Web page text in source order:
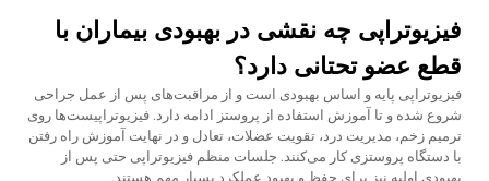
فیزیوتراپی چه نقشی در بهبودی بیماران با
قطع عضو تحتانی دارد؟
فیزیوتراپی پایه و اساس بهبودی است و از مراقبت‌های پس از عمل جراحی
شروع شده و تا آموزش استفاده از پروستز ادامه دارد. فیزیوتراپیست‌ها روی
ترمیم زخم، مدیریت درد، تقویت عضلات، تعادل و در نهایت آموزش راه رفتن
با دستگاه پروستزی کار می‌کنند. جلسات منظم فیزیوتراپی حتی پس از
بهبودی اولیه نیز برای حفظ و بهبود عملکرد بسیار مهم هستند.